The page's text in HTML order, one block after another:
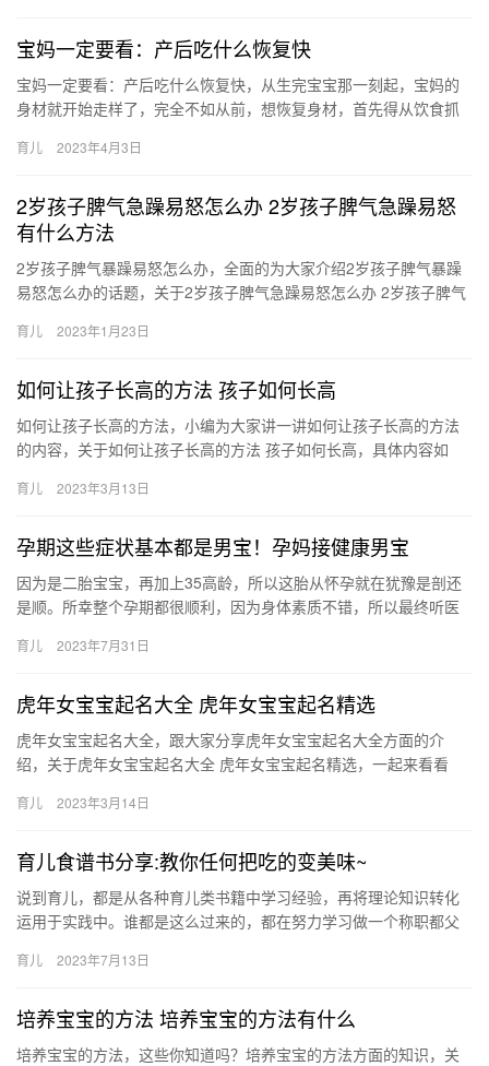
宝妈一定要看：产后吃什么恢复快
宝妈一定要看：产后吃什么恢复快，从生完宝宝那一刻起，宝妈的
身材就开始走样了，完全不如从前，想恢复身材，首先得从饮食抓
后…
育儿 2023年4月3日
2岁孩子脾气急躁易怒怎么办 2岁孩子脾气急躁易怒
有什么方法
2岁孩子脾气暴躁易怒怎么办，全面的为大家介绍2岁孩子脾气暴躁
易怒怎么办的话题，关于2岁孩子脾气急躁易怒怎么办 2岁孩子脾气
育儿 2023年1月23日
如何让孩子长高的方法 孩子如何长高
如何让孩子长高的方法，小编为大家讲一讲如何让孩子长高的方法
的内容，关于如何让孩子长高的方法 孩子如何长高，具体内容如
如…
育儿 2023年3月13日
孕期这些症状基本都是男宝！孕妈接健康男宝
因为是二胎宝宝，再加上35高龄，所以这胎从怀孕就在犹豫是剖还
是顺。所幸整个孕期都很顺利，因为身体素质不错，所以最终听医
3…
育儿 2023年7月31日
虎年女宝宝起名大全 虎年女宝宝起名精选
虎年女宝宝起名大全，跟大家分享虎年女宝宝起名大全方面的介
绍，关于虎年女宝宝起名大全 虎年女宝宝起名精选，一起来看看
虎…
育儿 2023年3月14日
育儿食谱书分享:教你任何把吃的变美味~
说到育儿，都是从各种育儿类书籍中学习经验，再将理论知识转化
运用于实践中。谁都是这么过来的，都在努力学习做一个称职都父
书…
育儿 2023年7月13日
培养宝宝的方法 培养宝宝的方法有什么
培养宝宝的方法，这些你知道吗？培养宝宝的方法方面的知识，关